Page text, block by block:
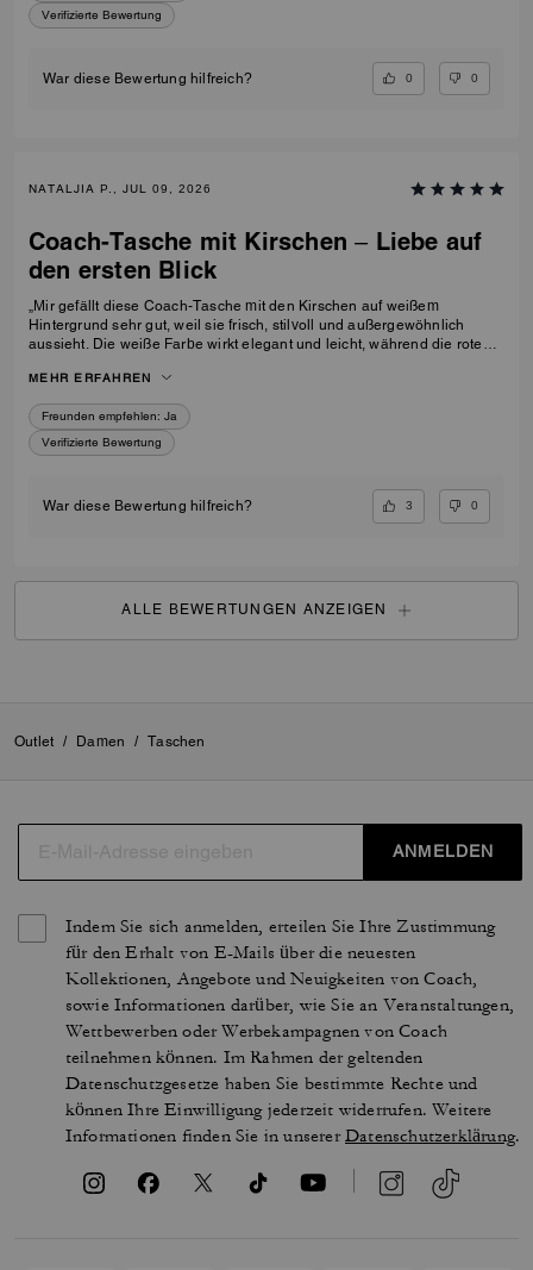
Verifizierte Bewertung
War diese Bewertung hilfreich? 0 0
NATALJIA P., JUL 09, 2026
Coach-Tasche mit Kirschen – Liebe auf
den ersten Blick
„Mir gefällt diese Coach-Tasche mit den Kirschen auf weißem
Hintergrund sehr gut, weil sie frisch, stilvoll und außergewöhnlich
aussieht. Die weiße Farbe wirkt elegant und leicht, während die roten
unvergesslichen Charakter verleihen. Sie fällt sofort ins Auge und hebt
sich deutlich von der Masse ab. Genau so eine Tasche habe ich als
Geburtstagsgeschenk für meine 23-jährige Tochter gesucht. Sie wollte
etwas Modisches, Originelles und Besonderes – etwas mit dem
gewissen Etwas, das nicht jeder hat. Diese Tasche passt perfekt zu
Geschenk sein.“
MEHR ERFAHREN
Freunden empfehlen: Ja
Verifizierte Bewertung
War diese Bewertung hilfreich? 3 0
ALLE BEWERTUNGEN ANZEIGEN
Outlet / Damen / Taschen
ANMELDEN
Indem Sie sich anmelden, erteilen Sie Ihre Zustimmung
für den Erhalt von E-Mails über die neuesten
Kollektionen, Angebote und Neuigkeiten von Coach,
sowie Informationen darüber, wie Sie an Veranstaltungen,
Wettbewerben oder Werbekampagnen von Coach
teilnehmen können. Im Rahmen der geltenden
Datenschutzgesetze haben Sie bestimmte Rechte und
können Ihre Einwilligung jederzeit widerrufen. Weitere
Informationen finden Sie in unsererDatenschutzerklärung.